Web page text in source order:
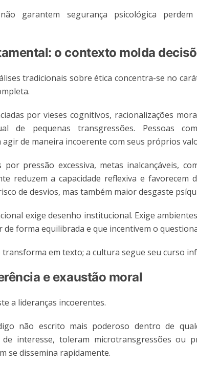
garantem segurança psicológica
o contexto molda
tradicionais sobre ética concentra-se no
por vieses cognitivos, racionalizações
de pequenas transgressões. Pessoas
de maneira incoerente com seus próprios
por pressão excessiva, metas inalcançáveis,
reduzem a capacidade reflexiva e favorecem
de desvios, mas também maior desgaste
exige desenho institucional. Exige
forma equilibrada e que incentivem o
transforma em texto; a cultura segue seu curso
e exaustão moral
a lideranças incoerentes.
não escrito mais poderoso dentro de
de interesse, toleram microtransgressões ou
se dissemina rapidamente.